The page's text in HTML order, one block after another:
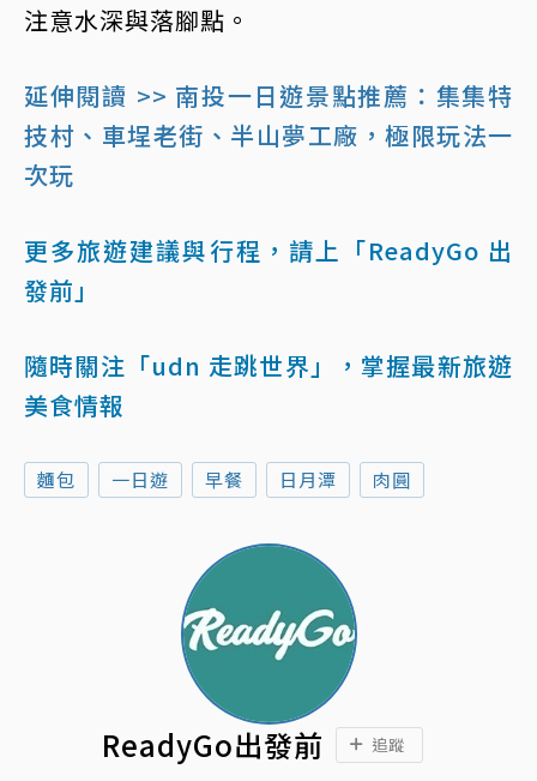
注意水深與落腳點。
延伸閱讀 >> 南投一日遊景點推薦：集集特
技村、車埕老街、半山夢工廠，極限玩法一
次玩
更多旅遊建議與行程，請上「ReadyGo 出
發前」
隨時關注「udn 走跳世界」，掌握最新旅遊
美食情報
麵包 一日遊 早餐 日月潭 肉圓
ReadyGo出發前 追蹤